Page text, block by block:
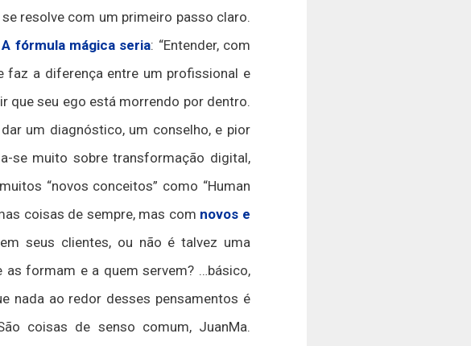
resolve com um primeiro passo claro.
A fórmula mágica seria: “Entender, com
faz a diferença entre um profissional e
que seu ego está morrendo por dentro.
um diagnóstico, um conselho, e pior
se muito sobre transformação digital,
“novos conceitos” como “Human
coisas de sempre, mas com novos e
seus clientes, ou não é talvez uma
as formam e a quem servem? …básico,
nada ao redor desses pensamentos é
coisas de senso comum, JuanMa.